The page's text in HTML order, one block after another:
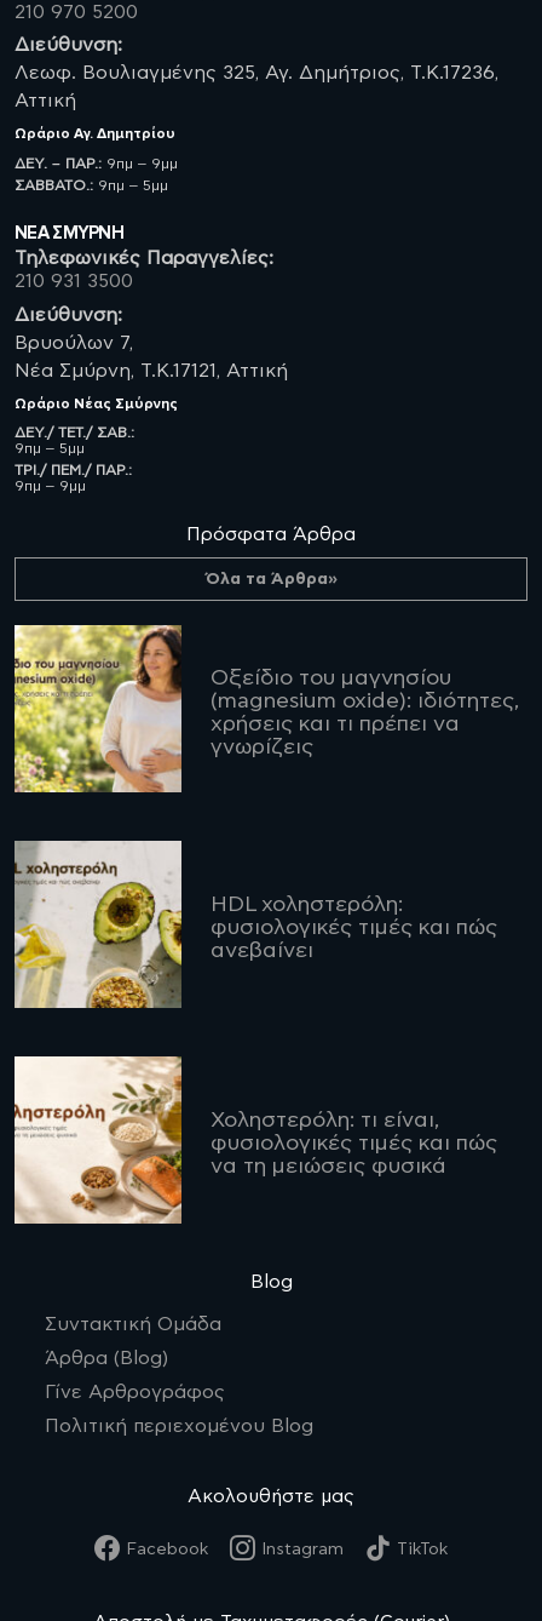
210 970 5200
Διεύθυνση:
Λεωφ. Βουλιαγμένης 325, Αγ. Δημήτριος, Τ.Κ.17236,
Αττική
Ωράριο Αγ. Δημητρίου
ΔΕΥ. – ΠΑΡ.: 9πμ – 9μμ
ΣΑΒBATO.: 9πμ – 5μμ
ΝΈΑ ΣΜΥΡΝΗ
Τηλεφωνικές Παραγγελίες:
210 931 3500
Διεύθυνση:
Βρυούλων 7,
Νέα Σμύρνη, Τ.Κ.17121, Αττική
Ωράριο Νέας Σμύρνης
ΔΕΥ./ ΤΕΤ./ ΣΑΒ.:
9πμ – 5μμ
ΤΡΙ./ ΠΕΜ./ ΠΑΡ.:
9πμ – 9μμ
Πρόσφατα Άρθρα
Όλα τα Άρθρα»
Οξείδιο του μαγνησίου
(magnesium oxide): ιδιότητες,
χρήσεις και τι πρέπει να
γνωρίζεις
HDL χοληστερόλη:
φυσιολογικές τιμές και πώς
ανεβαίνει
Χοληστερόλη: τι είναι,
φυσιολογικές τιμές και πώς
να τη μειώσεις φυσικά
Blog
Συντακτική Ομάδα
Άρθρα (Blog)
Γίνε Αρθρογράφος
Πολιτική περιεχομένου Blog
Ακολουθήστε μας
Facebook Instagram TikTok